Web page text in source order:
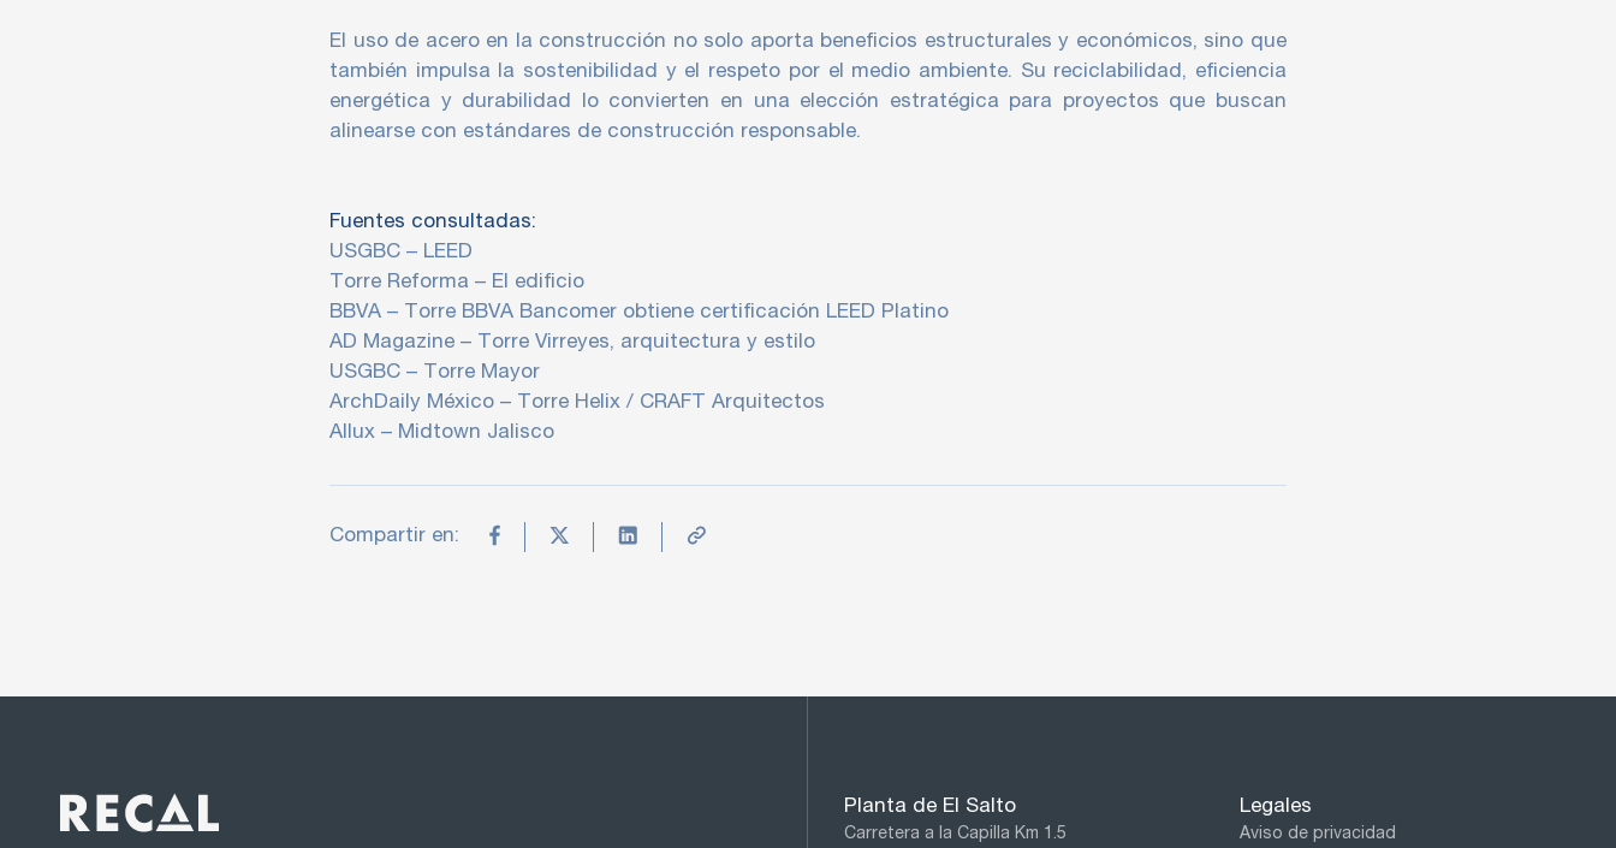
El uso de acero en la construcción no solo aporta beneficios estructurales y económicos, sino que
también impulsa la sostenibilidad y el respeto por el medio ambiente. Su reciclabilidad, eficiencia
energética y durabilidad lo convierten en una elección estratégica para proyectos que buscan
alinearse con estándares de construcción responsable.
Fuentes consultadas:
USGBC – LEED
Torre Reforma – El edificio
BBVA – Torre BBVA Bancomer obtiene certificación LEED Platino
AD Magazine – Torre Virreyes, arquitectura y estilo
USGBC – Torre Mayor
ArchDaily México – Torre Helix / CRAFT Arquitectos
Allux – Midtown Jalisco
Compartir en:
Planta de El Salto
Carretera a la Capilla Km 1.5
Legales
Aviso de privacidad